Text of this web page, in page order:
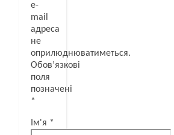
e-
mail
адреса
не
оприлюднюватиметься.
Обов’язкові
поля
позначені
*
Ім'я *